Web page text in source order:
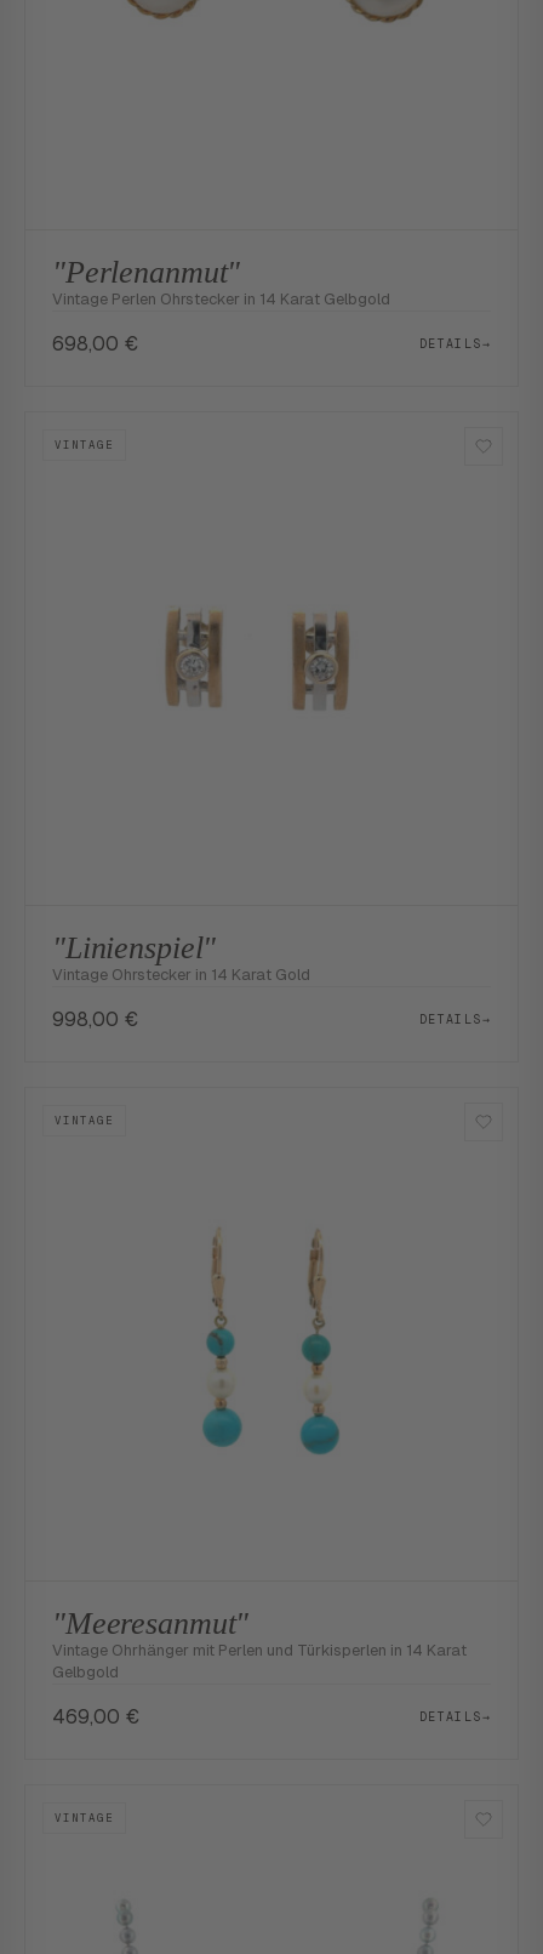
"Perlenanmut"
Vintage Perlen Ohrstecker in 14 Karat Gelbgold
698,00 € DETAILS→
VINTAGE
"Linienspiel"
Vintage Ohrstecker in 14 Karat Gold
998,00 € DETAILS→
VINTAGE
"Meeresanmut"
Vintage Ohrhänger mit Perlen und Türkisperlen in 14 Karat
Gelbgold
469,00 € DETAILS→
VINTAGE